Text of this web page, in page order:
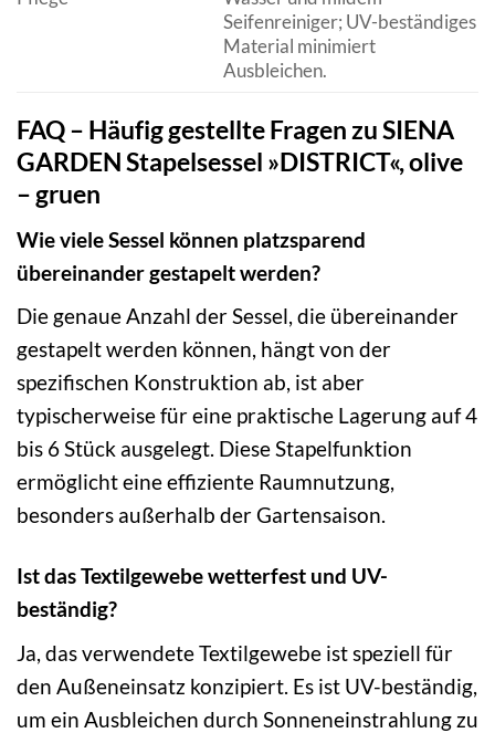
Seifenreiniger; UV-beständiges
Material minimiert
Ausbleichen.
FAQ – Häufig gestellte Fragen zu SIENA
GARDEN Stapelsessel »DISTRICT«, olive
– gruen
Wie viele Sessel können platzsparend
übereinander gestapelt werden?
Die genaue Anzahl der Sessel, die übereinander
gestapelt werden können, hängt von der
spezifischen Konstruktion ab, ist aber
typischerweise für eine praktische Lagerung auf 4
bis 6 Stück ausgelegt. Diese Stapelfunktion
ermöglicht eine effiziente Raumnutzung,
besonders außerhalb der Gartensaison.
Ist das Textilgewebe wetterfest und UV-
beständig?
Ja, das verwendete Textilgewebe ist speziell für
den Außeneinsatz konzipiert. Es ist UV-beständig,
um ein Ausbleichen durch Sonneneinstrahlung zu